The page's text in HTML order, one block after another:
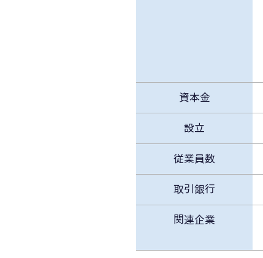
資本金
設立
従業員数
取引銀行
関連企業